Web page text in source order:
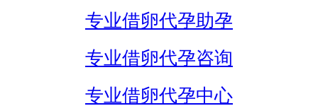
专业借卵代孕助孕
专业借卵代孕咨询
专业借卵代孕中心